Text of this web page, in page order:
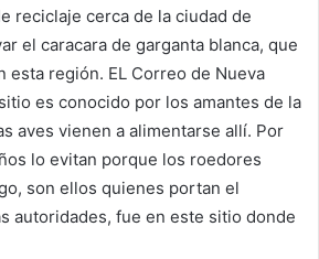
reciclaje cerca de la ciudad de
el caracara de garganta blanca, que
esta región. EL Correo de Nueva
es conocido por los amantes de la
aves vienen a alimentarse allí. Por
lo evitan porque los roedores
son ellos quienes portan el
autoridades, fue en este sitio donde